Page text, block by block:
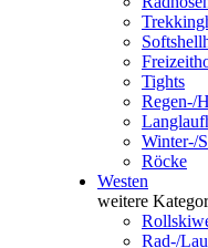
Tights
Regen-/
Winter-/
Röcke
Westen
weitere
Rad-/